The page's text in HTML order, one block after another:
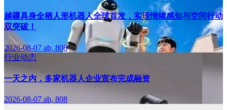
越疆具身全栖人形机器人全球首发，实现情绪感知与空间行动
双突破！
2026-08-07 ab, 808
行业动态
一天之内，多家机器人企业宣布完成融资
2026-08-07 ab, 808